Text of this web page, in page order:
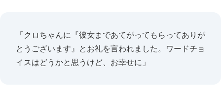
「クロちゃんに『彼女まであてがってもらってありが
とうございます』とお礼を言われました。ワードチョ
イスはどうかと思うけど、お幸せに」